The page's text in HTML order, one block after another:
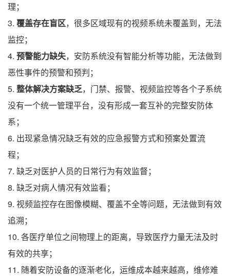
理；
3. 覆盖存在盲区，很多区域现有的视频系统未覆盖到，无法
监控；
4. 预警能力缺失，安防系统没有智能分析等功能，无法做到
恶性事件的预警和预判；
5. 整体解决方案缺乏，门禁、报警、视频监控等各个子系统
没有一个统一管理平台，没有形成一套互补的完整安防体
系；
6. 出现紧急情况缺乏有效的应急报警方式和预案处置流
程；
7. 缺乏对医护人员的日常行为有效监督；
8. 缺乏对病人情况有效监看；
9. 视频监控存在图像模糊、覆盖不全等问题，无法做到有效
追溯；
10. 各医疗单位之间物理上的距离，导致医疗力量无法及时
有效的共享；
11. 随着安防设备的逐渐老化，运维成本越来越高，维修难